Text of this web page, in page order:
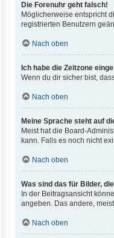
Die Forenuhr geht falsch!
Möglicherweise entspricht
registrierten Benutzern
Nach oben
Ich habe die Zeitzone
Wenn du dir sicher bist,
Nach oben
Meine Sprache steht auf
Meist hat die Board-
kann. Falls es noch nicht
Nach oben
Was sind das für Bilder,
In der Beitragsansicht
angeben. Das andere,
Nach oben